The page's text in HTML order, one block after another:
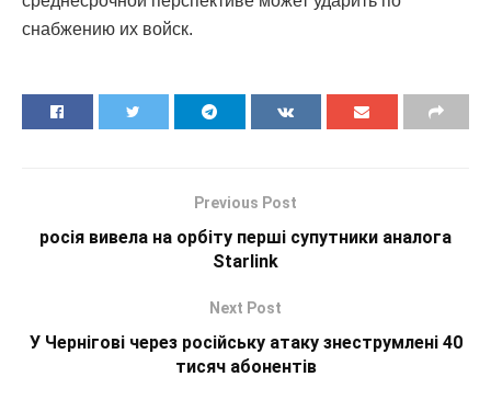
снабжению их войск.
Previous Post
росія вивела на орбіту перші супутники аналога
Starlink
Next Post
У Чернігові через російську атаку знеструмлені 40
тисяч абонентів